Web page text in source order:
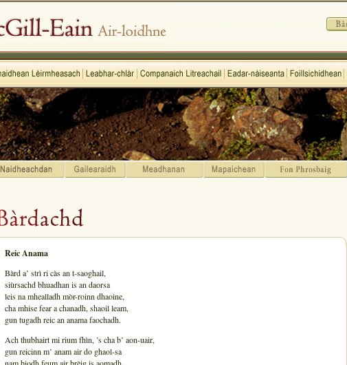
Reic Anama
Bàrd a’ strì ri càs an t-saoghail,
siùrsachd bhuadhan is an daorsa
leis na mhealladh mòr-roinn dhaoine,
cha mhise fear a chanadh, shaoil leam,
gun tugadh reic an anama faochadh.
Ach thubhairt mi rium fhìn, ’s cha b’ aon-uair,
gun reicinn m’ anam air do ghaol-sa